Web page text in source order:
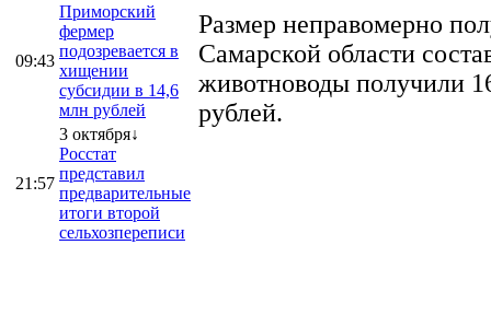
09:43
Приморский
фермер
подозревается в
хищении
субсидии в 14,6
млн рублей
21:57
3 октября↓
Росстат
представил
предварительные
итоги второй
сельхозпереписи
Размер неправомерно
Самарской области
животноводы получили
рублей.